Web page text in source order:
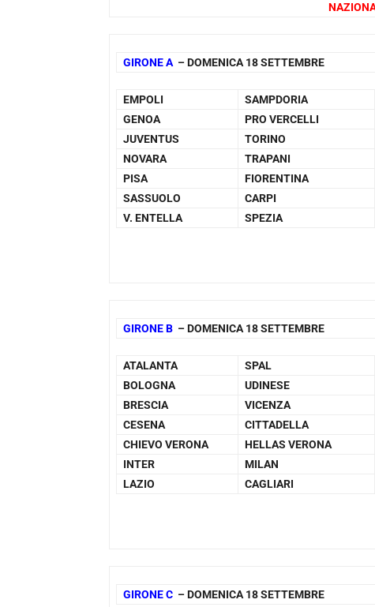
GIRONE A – DOMENICA 18 SETTEMBRE
EMPOLI SAMPDORIA
GENOA
PRO VERCELLI
JUVENTUS
TORINO
NOVARA
TRAPANI
PISA
FIORENTINA
SASSUOLO
CARPI
V. ENTELLA
SPEZIA
GIRONE B – DOMENICA 18 SETTEMBRE
ATALANTA SPAL
BOLOGNA
UDINESE
BRESCIA
VICENZA
CESENA
CITTADELLA
CHIEVO VERONA
HELLAS VERONA
INTER
MILAN
LAZIO
CAGLIARI
GIRONE C – DOMENICA 18 SETTEMBRE